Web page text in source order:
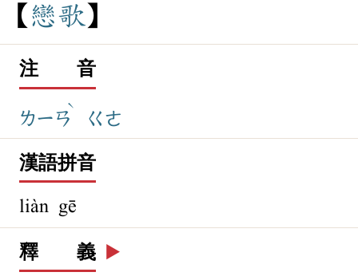
戀歌
注 音
ㄌㄧㄢ
ˋ
ㄍㄜ
漢語拼音
liàn gē
釋 義 ▶️